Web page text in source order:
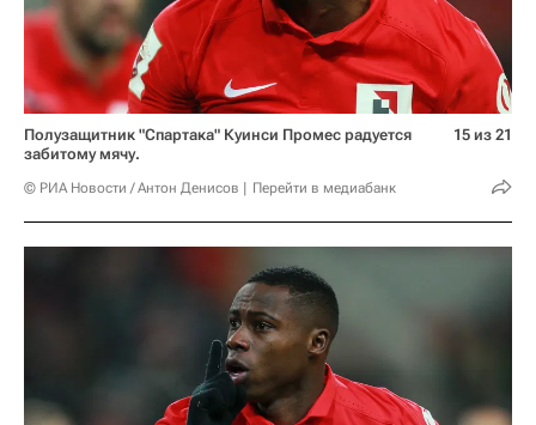
Полузащитник "Спартака" Куинси Промес радуется
забитому мячу.
© РИА Новости / Антон Денисов Перейти в медиабанк
15 из 21